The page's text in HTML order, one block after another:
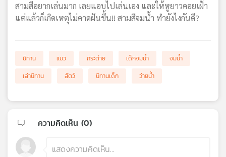
เครือ
ข่าย
แผนที่
วิทยุ
เครือ
ข่าย
สามสีอยากเล่นมาก เลยแอบไปเล่นเอง และให้หูยาวคอยเฝ้า
แต่แล้วก็เกิดเหตุไม่คาดฝันขึ้น!! สามสีจมน้ำ ทำยังไงกันดี?
นิทาน แมว กระต่าย เด็กจมน้ำ
จมน้ำ
เล่านิทาน
สัตว์ นิทานเด็ก ว่ายน้ำ
ความคิดเห็น (0)